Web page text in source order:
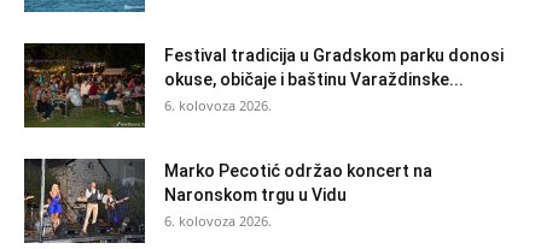
Festival tradicija u Gradskom parku donosi
okuse, običaje i baštinu Varaždinske...
6. kolovoza 2026.
Marko Pecotić održao koncert na
Naronskom trgu u Vidu
6. kolovoza 2026.